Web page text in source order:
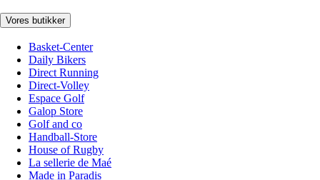
Vores butikker
Basket-Center
Daily Bikers
Direct Running
Direct-Volley
Espace Golf
Galop Store
Golf and co
Handball-Store
House of Rugby
La sellerie de Maé
Made in Paradis